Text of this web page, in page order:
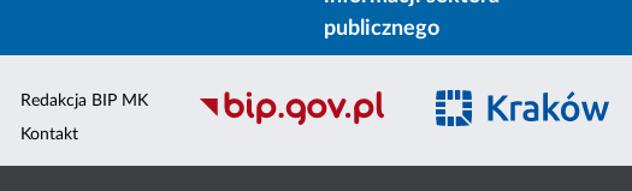
publicznego
Redakcja BIP MK
Kontakt